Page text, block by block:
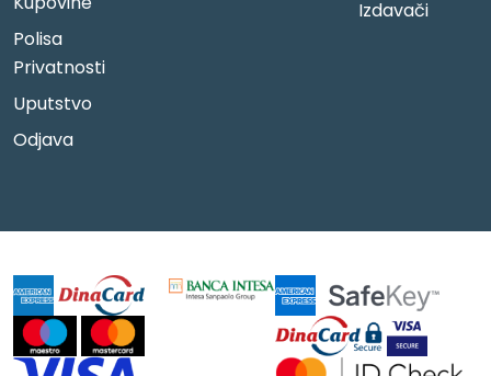
Polisa
Privatnosti
Uputstvo
Odjava
Izdavači